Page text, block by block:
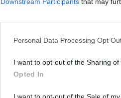
Personal Data Processing Opt
I want to opt-out of the Sharing of
Opted In